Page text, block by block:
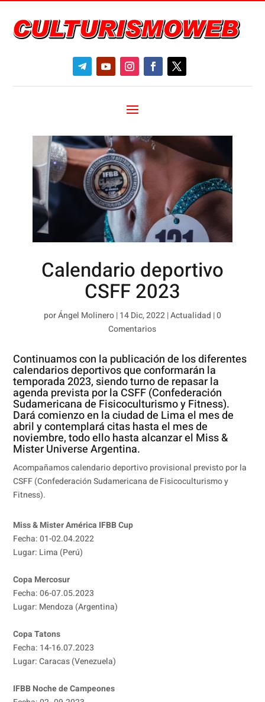
Calendario deportivo
CSFF 2023
porÁngel Molinero|14 Dic, 2022|Actualidad |0
Comentarios
Continuamos con la publicación de los diferentes
calendarios deportivos que conformarán la
temporada 2023, siendo turno de repasar la
agenda prevista por la CSFF (Confederación
Sudamericana de Fisicoculturismo y Fitness).
Dará comienzo en la ciudad de Lima el mes de
abril y contemplará citas hasta el mes de
noviembre, todo ello hasta alcanzar el Miss &
Mister Universe Argentina.
Acompañamos calendario deportivo provisional previsto por la
CSFF (Confederación Sudamericana de Fisicoculturismo y
Fitness).
Miss & Mister América IFBB Cup
Fecha: 01-02.04.2022
Lugar: Lima (Perú)
Copa Mercosur
Fecha: 06-07.05.2023
Lugar: Mendoza (Argentina)
Copa Tatons
Fecha: 14-16.07.2023
Lugar: Caracas (Venezuela)
IFBB Noche de Campeones